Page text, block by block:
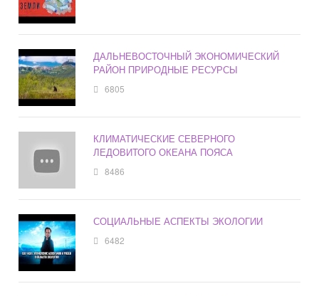
ДАЛЬНЕВОСТОЧНЫЙ ЭКОНОМИЧЕСКИЙ
РАЙОН ПРИРОДНЫЕ РЕСУРСЫ
6805
КЛИМАТИЧЕСКИЕ СЕВЕРНОГО
ЛЕДОВИТОГО ОКЕАНА ПОЯСА
8486
СОЦИАЛЬНЫЕ АСПЕКТЫ ЭКОЛОГИИ
6482